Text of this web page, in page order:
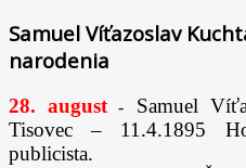
Samuel Víťazoslav
narodenia
28. august -
Samuel
Tisovec – 11.4.1895
publicista.